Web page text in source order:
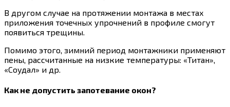
В другом случае на протяжении монтажа в местах
приложения точечных упрочнений в профиле смогут
появиться трещины.
Помимо этого, зимний период монтажники применяют
пены, рассчитанные на низкие температуры: «Титан»,
«Соудал» и др.
Как не допустить запотевание окон?